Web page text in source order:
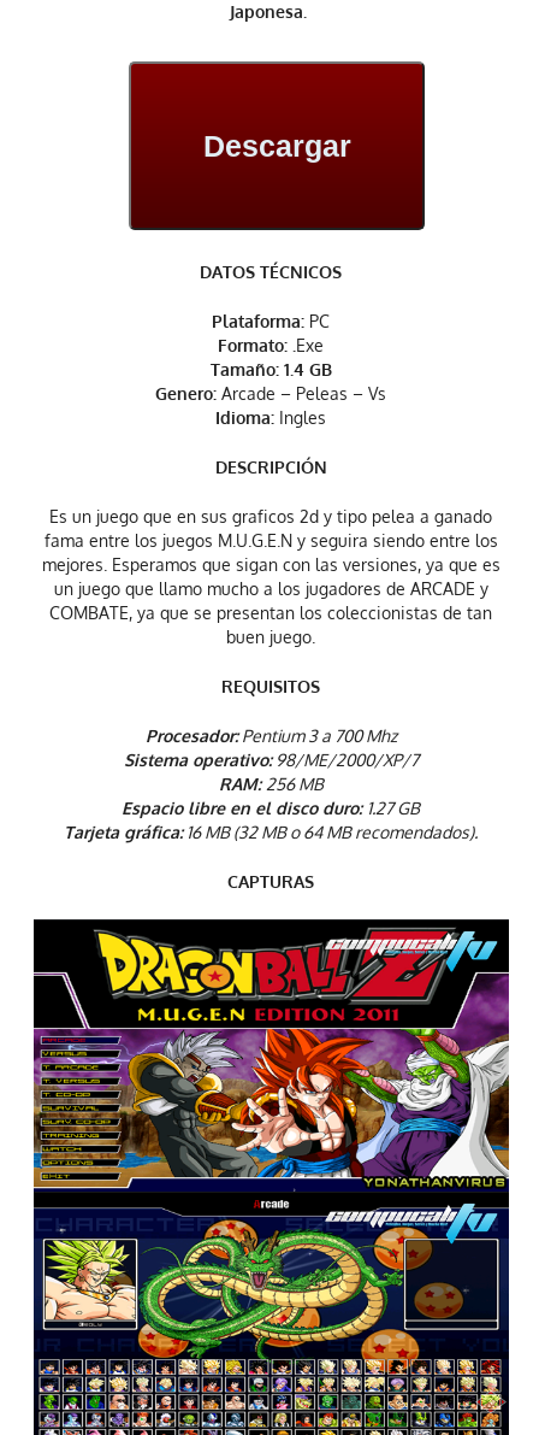
Japonesa.
Descargar
DATOS TÉCNICOS
Plataforma: PC
Formato: .Exe
Tamaño: 1.4 GB
Genero: Arcade – Peleas – Vs
Idioma: Ingles
DESCRIPCIÓN
Es un juego que en sus graficos 2d y tipo pelea a ganado
fama entre los juegos M.U.G.E.N y seguira siendo entre los
mejores. Esperamos que sigan con las versiones, ya que es
un juego que llamo mucho a los jugadores de ARCADE y
COMBATE, ya que se presentan los coleccionistas de tan
buen juego.
REQUISITOS
Procesador:Pentium 3 a 700 Mhz
Sistema operativo:98/ME/2000/XP/7
RAM:256 MB
Espacio libre en el disco duro: 1.27 GB
Tarjeta gráfica:16 MB (32 MB o 64 MB recomendados).
CAPTURAS